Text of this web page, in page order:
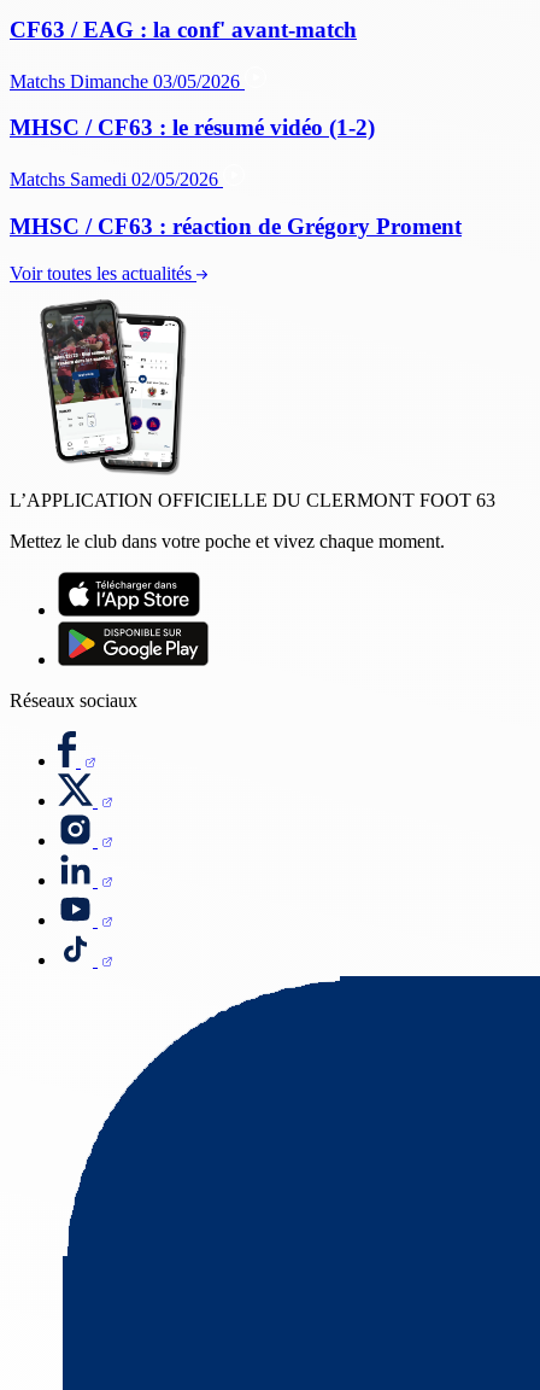
CF63 / EAG : la conf' avant-match
Matchs Dimanche 03/05/2026
MHSC / CF63 : le résumé vidéo (1-2)
Matchs Samedi 02/05/2026
MHSC / CF63 : réaction de Grégory Proment
Voir toutes les actualités
L’APPLICATION OFFICIELLE DU CLERMONT FOOT 63
Mettez le club dans votre poche et vivez chaque moment.
Réseaux sociaux